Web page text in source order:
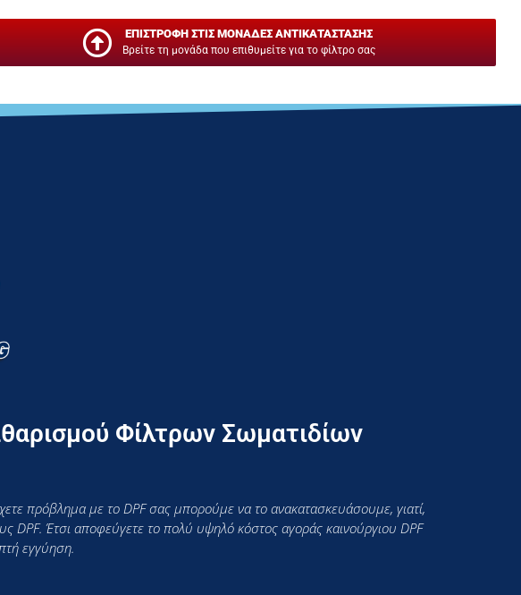
ΕΠΙΣΤΡΟΦΗ ΣΤΙΣ ΜΟΝΑΔΕΣ ΑΝΤΙΚΑΤΑΣΤΑΣΗΣ
Βρείτε τη μονάδα που επιθυμείτε για το φίλτρο σας
Φίλτρων Σωματιδίων
πρόβλημα με το DPF σας μπορούμε να το ανακατασκευάσουμε, γιατί,
DPF. Έτσι αποφεύγετε το πολύ υψηλό κόστος αγοράς καινούργιου DPF
εγγύηση.